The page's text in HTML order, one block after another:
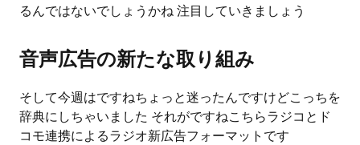
るんではないでしょうかね 注目していきましょう
音声広告の新たな取り組み
そして今週はですねちょっと迷ったんですけどこっちを
辞典にしちゃいました それがですねこちらラジコとド
コモ連携によるラジオ新広告フォーマットです